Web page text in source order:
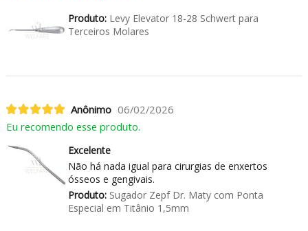
Produto:Levy Elevator 18-28 Schwert para
Terceiros Molares
Anônimo 06/02/2026
Eu recomendo esse produto.
Excelente
Não há nada igual para cirurgias de enxertos
ósseos e gengivais.
Produto:Sugador Zepf Dr. Maty com Ponta
Especial em Titânio 1,5mm